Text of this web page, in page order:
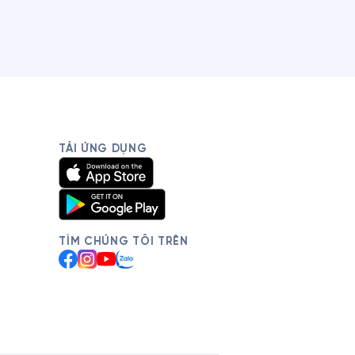
TẢI ỨNG DỤNG
TÌM CHÚNG TÔI TRÊN
Facebook
Instagram
YouTube
Zalo